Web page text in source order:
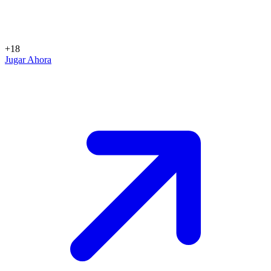
+18
Jugar Ahora